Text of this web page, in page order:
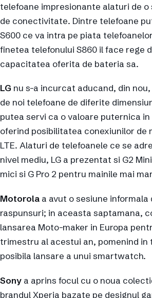
telefoane impresionante alaturi de
de conectivitate. Dintre telefoane
S600 ce va intra pe piata
finetea telefonului S860 il face rege
capacitatea oferita de bateria sa.
LG nu s-a incurcat aducand, din
de noi telefoane de diferite
putea servi ca o valoare puternica
oferind posibilitatea conexiunilor de
LTE. Alaturi de telefoanele ce se
nivel mediu, LG a prezentat si G2
mici si G Pro 2 pentru mainile mai
Motorola a avut o sesiune
raspunsuri; in aceasta saptamana,
lansarea Moto-maker in Europa
trimestru al acestui an, pomenind
posibila lansare a unui smartwatch.
Sony a aprins focul cu o noua
brandul Xperia bazate pe designul